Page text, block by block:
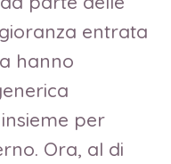
entrata
hanno
per
Ora, al di